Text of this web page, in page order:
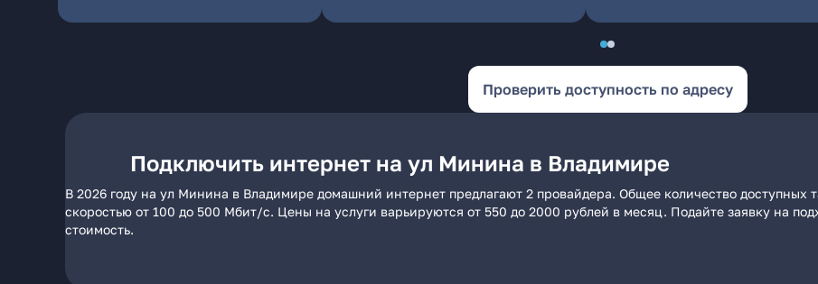
Проверить доступность по адресу
Подключить интернет на ул Минина в Владимире
В 2026 году на ул Минина в Владимире домашний интернет предлагают 2 провайдера. Общее количество
скоростью от 100 до 500 Мбит/с. Цены на услуги варьируются от 550 до 2000 рублей в месяц. Подайте заявку на
стоимость.